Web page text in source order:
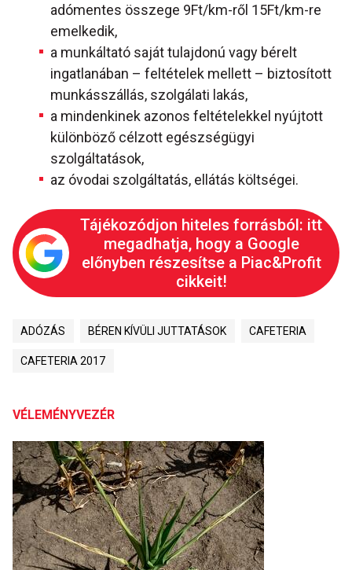
adómentes összege 9Ft/km-ről 15Ft/km-re
emelkedik,
a munkáltató saját tulajdonú vagy bérelt
ingatlanában – feltételek mellett – biztosított
munkásszállás, szolgálati lakás,
a mindenkinek azonos feltételekkel nyújtott
különböző célzott egészségügyi
szolgáltatások,
az óvodai szolgáltatás, ellátás költségei.
Tájékozódjon hiteles forrásból: itt
megadhatja, hogy a Google
előnyben részesítse a Piac&Profit
cikkeit!
ADÓZÁS BÉREN KÍVÜLI JUTTATÁSOK CAFETERIA
CAFETERIA 2017
VÉLEMÉNYVEZÉR